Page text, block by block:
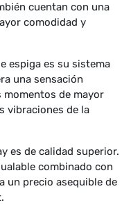
cuentan con una
comodidad y
espiga es su sistema
una sensación
de mayor
vibraciones de la
es de calidad superior.
combinado con
un precio asequible de